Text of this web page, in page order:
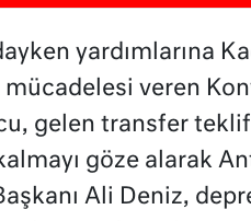
yardımlarına
veren
gelen transfer
göze alarak
Ali Deniz,